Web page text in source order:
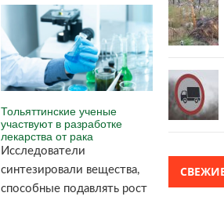
Тольяттинские ученые
участвуют в разработке
лекарства от рака
Исследователи
синтезировали вещества,
способные подавлять рост